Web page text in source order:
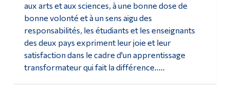
aux arts et aux sciences, à une bonne dose de
bonne volonté et à un sens aigu des
responsabilités, les étudiants et les enseignants
des deux pays expriment leur joie et leur
satisfaction dans le cadre d'un apprentissage
transformateur qui fait la différence.....